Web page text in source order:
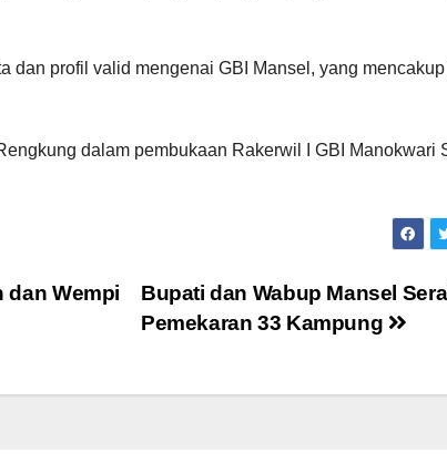
dan profil valid mengenai GBI Mansel, yang
dalam pembukaan Rakerwil I GBI Manokwari
Bupati dan Wabup Mansel
Pemekaran 33 Kampung
dan Wempi